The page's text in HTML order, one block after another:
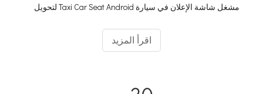
مشغل شاشة الإعلان في سيارة Taxi Car Seat Android لتحويل
باهتمام الركاب وزيادة وصولك الإعلاني إلى الحد الأقصى.
اقرأ المزيد